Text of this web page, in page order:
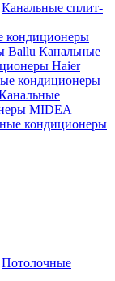
Канальные сплит-
кондиционеры
Ballu Канальные
Haier
кондиционеры
MIDEA
кондиционеры
Потолочные